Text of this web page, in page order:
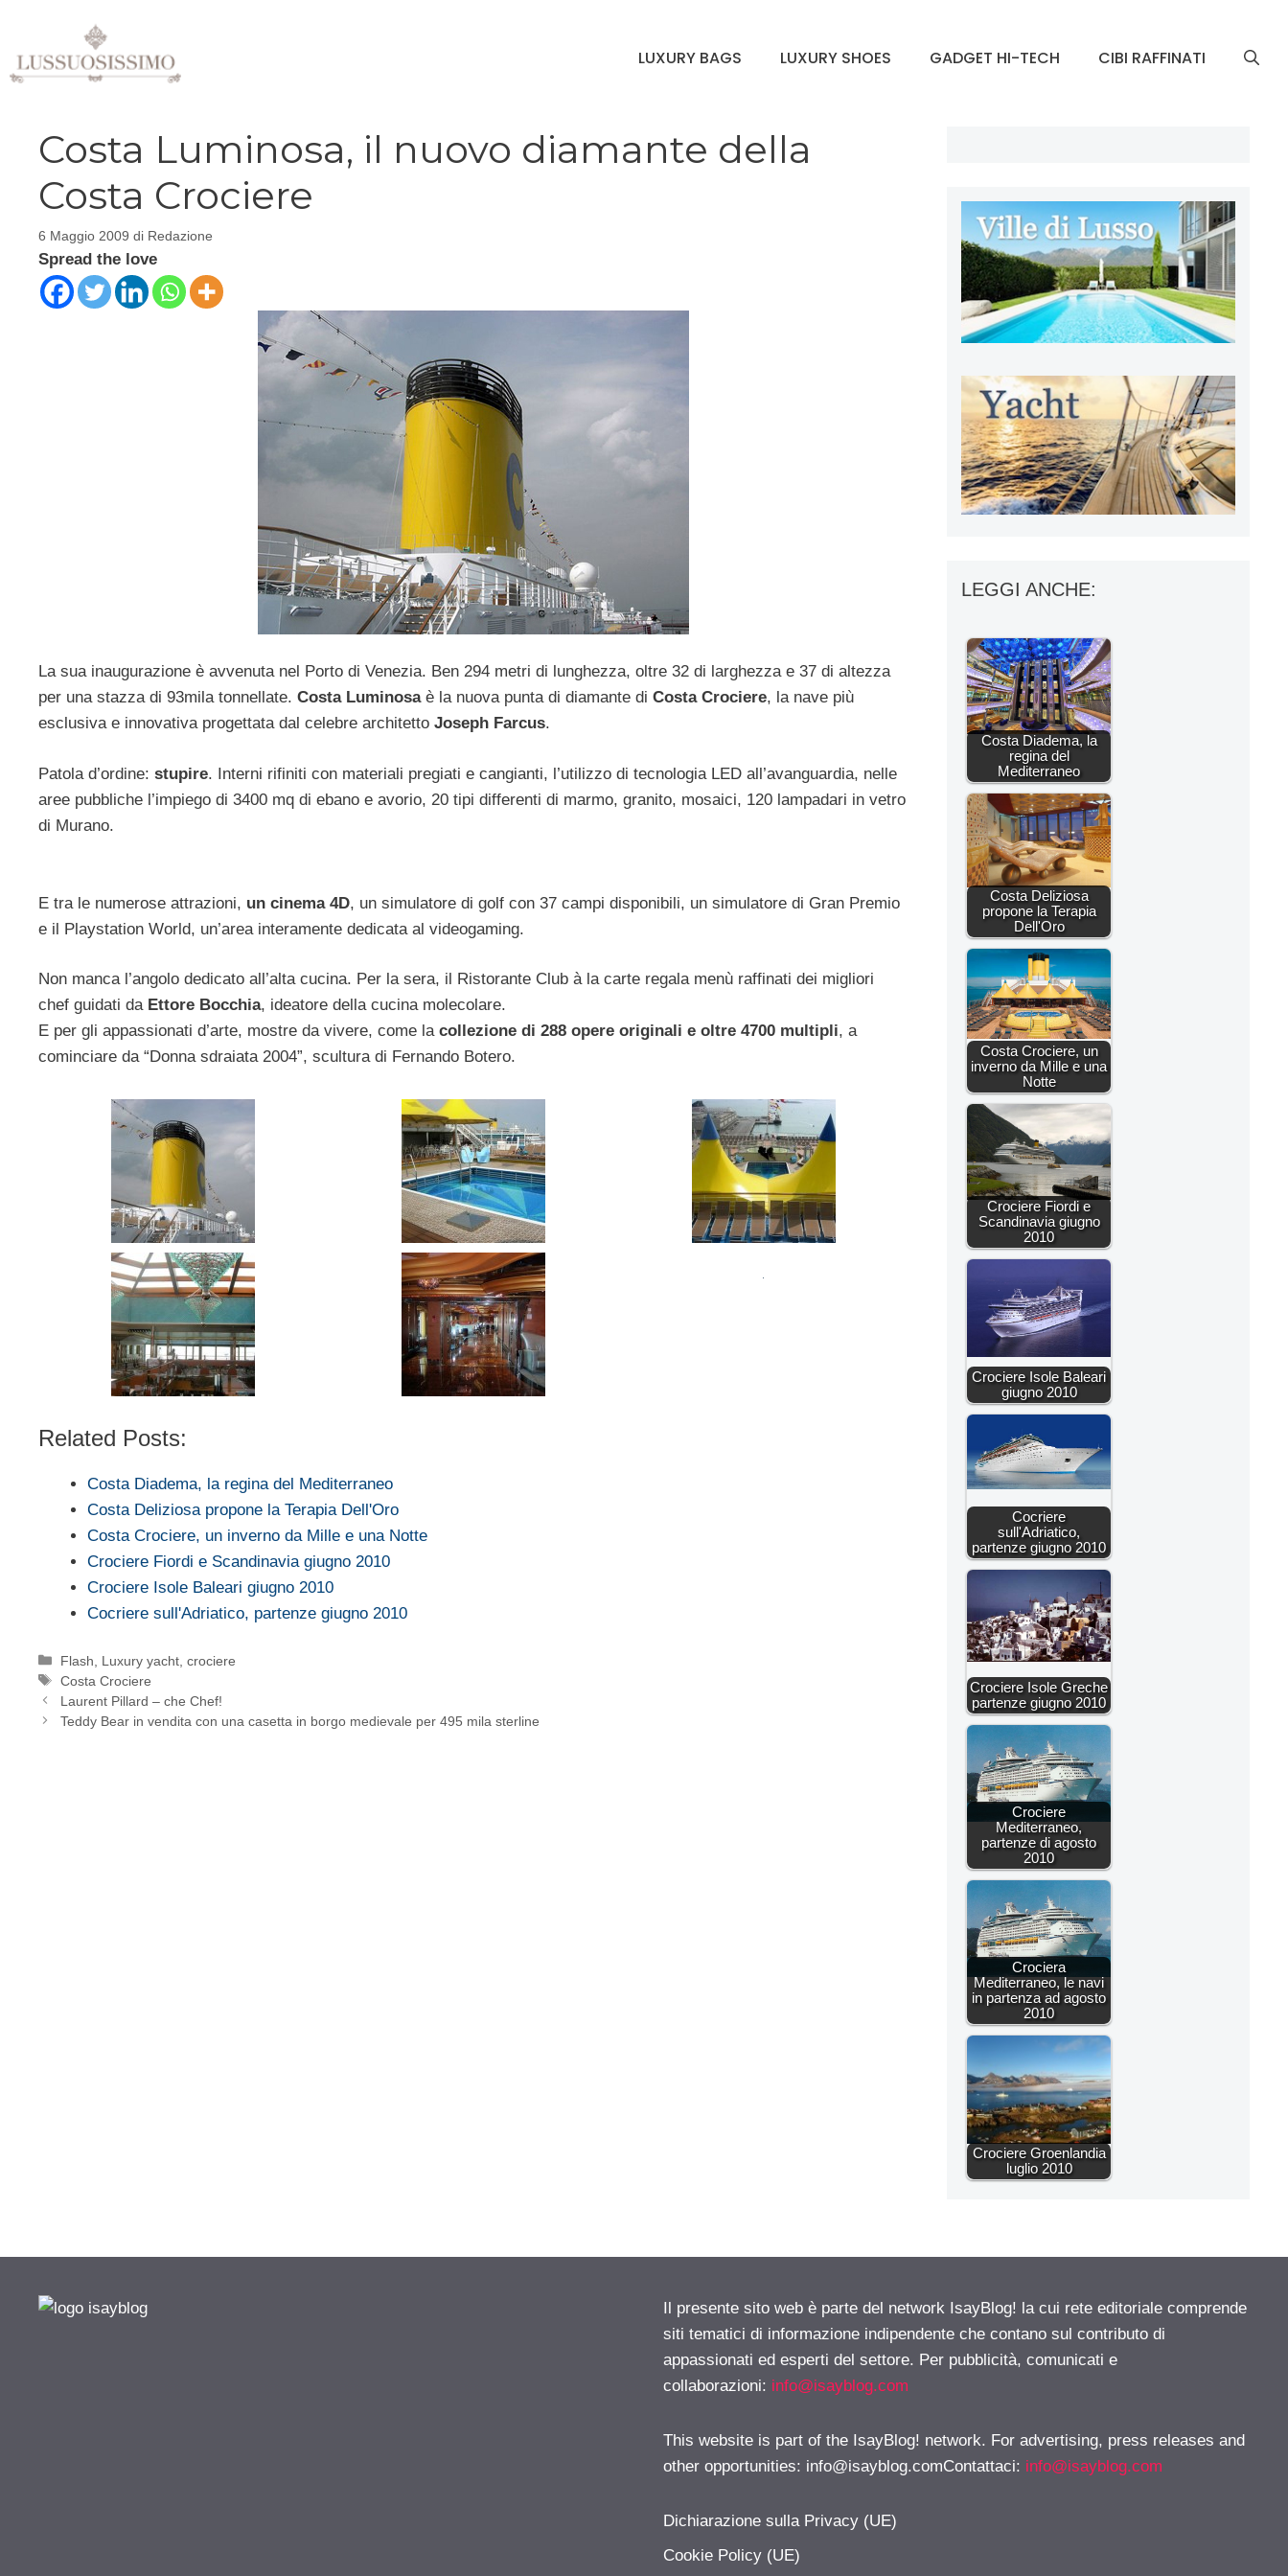
contenuto
LUXURY BAGS LUXURY SHOES GADGET HI-TECH CIBI RAFFINATI
Costa Luminosa, il nuovo diamante della
Costa Crociere
6 Maggio 2009 di Redazione
Spread the love
La sua inaugurazione è avvenuta nel Porto di Venezia. Ben 294 metri di lunghezza, oltre 32 di larghezza e 37 di altezza
per una stazza di 93mila tonnellate. Costa Luminosaè la nuova punta di diamante di Costa Crociere, la nave più
esclusiva e innovativa progettata dal celebre architetto Joseph Farcus.
Patola d’ordine: stupire. Interni rifiniti con materiali pregiati e cangianti, l’utilizzo di tecnologia LED all’avanguardia, nelle
aree pubbliche l’impiego di 3400 mq di ebano e avorio, 20 tipi differenti di marmo, granito, mosaici, 120 lampadari in vetro
di Murano.
E tra le numerose attrazioni, un cinema 4D, un simulatore di golf con 37 campi disponibili, un simulatore di Gran Premio
e il Playstation World, un’area interamente dedicata al videogaming.
Non manca l’angolo dedicato all’alta cucina. Per la sera, il Ristorante Club à la carte regala menù raffinati dei migliori
chef guidati da Ettore Bocchia, ideatore della cucina molecolare.
E per gli appassionati d’arte, mostre da vivere, come la collezione di 288 opere originali e oltre 4700 multipli, a
cominciare da “Donna sdraiata 2004”, scultura di Fernando Botero.
Related Posts:
Costa Diadema, la regina del Mediterraneo
Costa Deliziosa propone la Terapia Dell'Oro
Costa Crociere, un inverno da Mille e una Notte
Crociere Fiordi e Scandinavia giugno 2010
Crociere Isole Baleari giugno 2010
Cocriere sull'Adriatico, partenze giugno 2010
Categorie
Flash
Luxury yacht, crociere
Tag
Costa Crociere
Laurent Pillard – che Chef!
Teddy Bear in vendita con una casetta in borgo medievale per 495 mila sterline
LEGGI ANCHE:
Costa Diadema, la
regina del
Mediterraneo
Costa Deliziosa
propone la Terapia
Dell'Oro
Costa Crociere, un
inverno da Mille e una
Notte
Crociere Fiordi e
Scandinavia giugno
2010
Crociere Isole Baleari
giugno 2010
Cocriere
sull'Adriatico,
partenze giugno 2010
Crociere Isole Greche
partenze giugno 2010
Crociere
Mediterraneo,
partenze di agosto
2010
Crociera
Mediterraneo, le navi
in partenza ad agosto
2010
Crociere Groenlandia
luglio 2010
Il presente sito web è parte del network IsayBlog! la cui rete editoriale comprende
siti tematici di informazione indipendente che contano sul contributo di
appassionati ed esperti del settore. Per pubblicità, comunicati e
collaborazioni: info@isayblog.com
This website is part of the IsayBlog! network. For advertising, press releases and
other opportunities: info@isayblog.comContattaci: info@isayblog.com
Dichiarazione sulla Privacy (UE)
Cookie Policy (UE)